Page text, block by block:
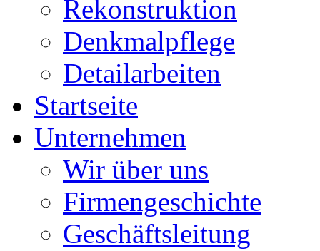
Rekonstruktion
Denkmalpflege
Detailarbeiten
Startseite
Unternehmen
Wir über uns
Firmengeschichte
Geschäftsleitung